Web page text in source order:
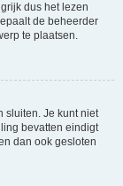
dus het lezen
de beheerder
te plaatsen.
sluiten. Je kunt niet
bevatten eindigt
dan ook gesloten